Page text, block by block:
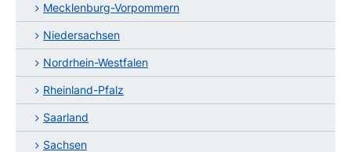
Mecklenburg-Vorpommern
Niedersachsen
Nordrhein-Westfalen
Rheinland-Pfalz
Saarland
Sachsen